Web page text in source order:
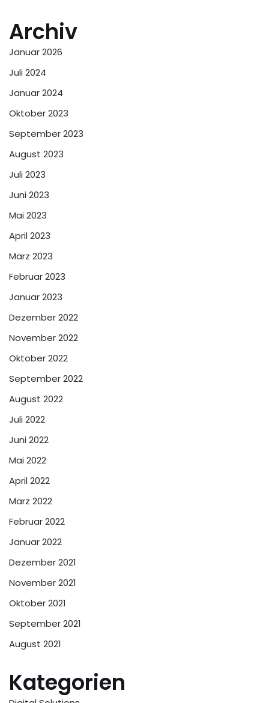
Archiv
Januar 2026
Juli 2024
Januar 2024
Oktober 2023
September 2023
August 2023
Juli 2023
Juni 2023
Mai 2023
April 2023
März 2023
Februar 2023
Januar 2023
Dezember 2022
November 2022
Oktober 2022
September 2022
August 2022
Juli 2022
Juni 2022
Mai 2022
April 2022
März 2022
Februar 2022
Januar 2022
Dezember 2021
November 2021
Oktober 2021
September 2021
August 2021
Kategorien